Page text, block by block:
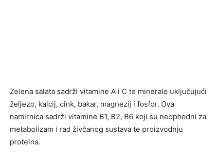
Zelena salata sadrži vitamine A i C te minerale uključujući
željezo, kalcij, cink, bakar, magnezij i fosfor. Ova
namirnica sadrži vitamine B1, B2, B6 koji su neophodni za
metabolizam i rad živčanog sustava te proizvodnju
proteina.